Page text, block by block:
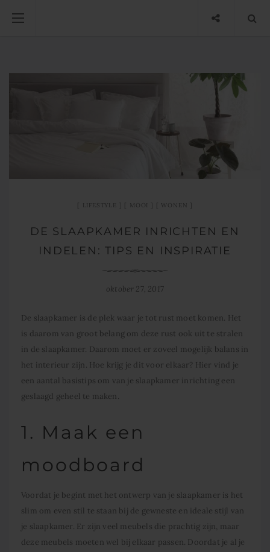
LIFESTYLE MOOI WONEN
DE SLAAPKAMER INRICHTEN EN
INDELEN: TIPS EN INSPIRATIE
oktober 27, 2017
De slaapkamer is de plek waar je tot rust moet komen. Het
is daarom van groot belang om deze rust ook uit te stralen
in de slaapkamer. Daarom moet er zoveel mogelijk balans in
het interieur zijn. Hoe krijg je dit voor elkaar? Hier vind je
een aantal basistips om van je slaapkamer inrichting een
geslaagd geheel te maken.
1. Maak een
moodboard
Voordat je begint met het ontwerp van je slaapkamer is het
slim om even stil te staan bij de gewneste en ideale stijl van
je slaapkamer. Er zijn veel meubels die prachtig zijn, maar
deze meubels moeten wel bij elkaar passen. Doordat je al je